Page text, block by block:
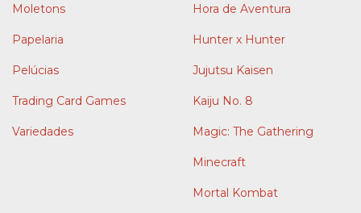
Moletons
Papelaria
Pelúcias
Trading Card Games
Variedades
Hora de Aventura
Hunter x Hunter
Jujutsu Kaisen
Kaiju No. 8
Magic: The Gathering
Minecraft
Mortal Kombat